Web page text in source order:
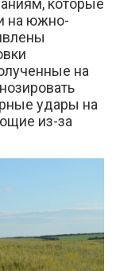
которые
на южно-
на
удары на
из-за